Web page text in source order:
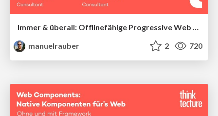
manuelrauber
2 720